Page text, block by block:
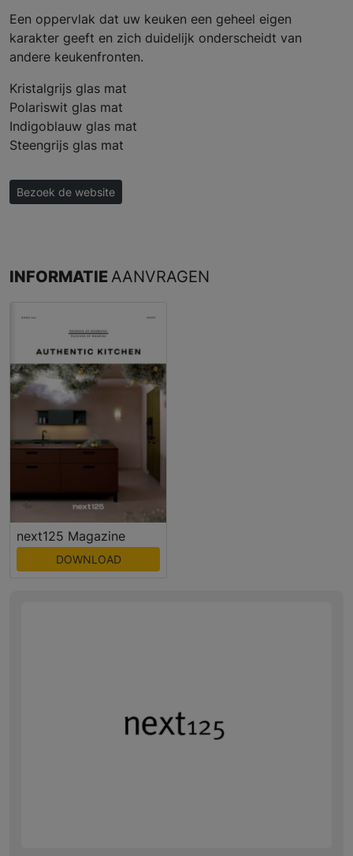
Een oppervlak dat uw keuken een geheel eigen
karakter geeft en zich duidelijk onderscheidt van
andere keukenfronten.
Kristalgrijs glas mat
Polariswit glas mat
Indigoblauw glas mat
Steengrijs glas mat
Bezoek de website
INFORMATIE AANVRAGEN
next125 Magazine
DOWNLOAD